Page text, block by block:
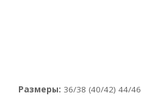
Размеры: 36/38 (40/42) 44/46